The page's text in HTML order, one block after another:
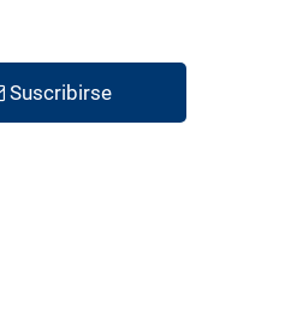
Suscribirse